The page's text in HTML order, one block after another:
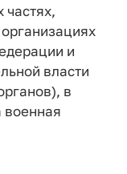
и
власти
в
военная